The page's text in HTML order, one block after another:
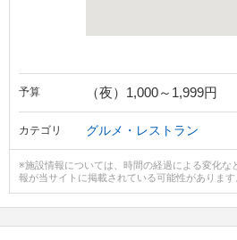
予算 （夜）1,000～1,999円
カテゴリ グルメ・レストラン
※施設情報については、時間の経過による変化な
報が当サイトに掲載されている可能性があります